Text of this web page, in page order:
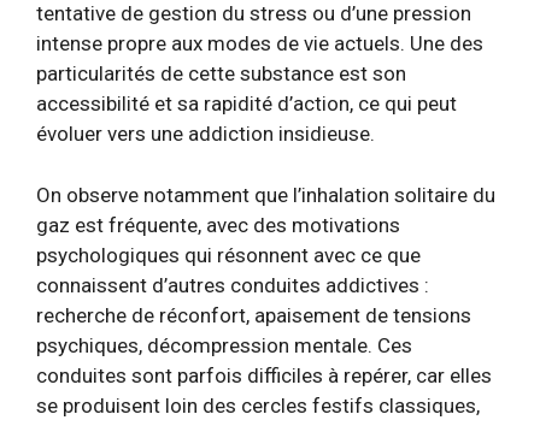
tentative de gestion du stress ou d’une pression
intense propre aux modes de vie actuels. Une des
particularités de cette substance est son
accessibilité et sa rapidité d’action, ce qui peut
évoluer vers une addiction insidieuse.
On observe notamment que l’inhalation solitaire du
gaz est fréquente, avec des motivations
psychologiques qui résonnent avec ce que
connaissent d’autres conduites addictives :
recherche de réconfort, apaisement de tensions
psychiques, décompression mentale. Ces
conduites sont parfois difficiles à repérer, car elles
se produisent loin des cercles festifs classiques,